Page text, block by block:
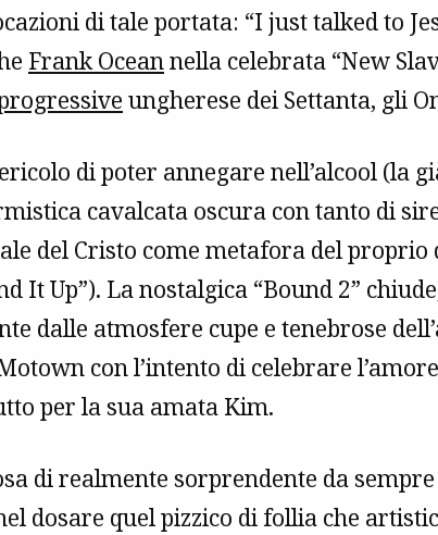
di tale portata: “I just talked to
Frank Oceannella celebrata “New
ungherese dei Settanta, gli
di poter annegare nell’alcool (la
cavalcata oscura con tanto di
del Cristo come metafora del
It Up”). La nostalgica “Bound 2”
dalle atmosfere cupe e tenebrose
con l’intento di celebrare
per la sua amata Kim.
di realmente sorprendente da sempre
dosare quel pizzico di follia che